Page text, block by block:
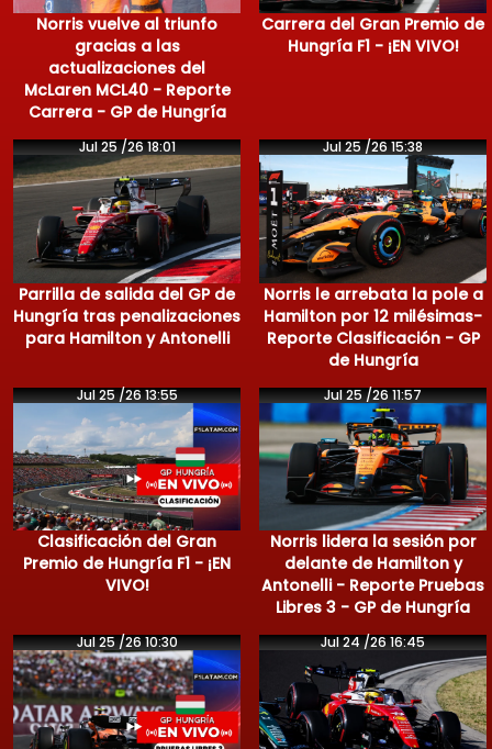
Norris vuelve al triunfo
gracias a las
actualizaciones del
McLaren MCL40 - Reporte
Carrera - GP de Hungría
Carrera del Gran Premio de
Hungría F1 - ¡EN VIVO!
Jul 25 /26 18:01
Parrilla de salida del GP de
Hungría tras penalizaciones
para Hamilton y Antonelli
Jul 25 /26 15:38
Norris le arrebata la pole a
Hamilton por 12 milésimas-
Reporte Clasificación - GP
de Hungría
Jul 25 /26 13:55
Clasificación del Gran
Premio de Hungría F1 - ¡EN
VIVO!
Jul 25 /26 11:57
Norris lidera la sesión por
delante de Hamilton y
Antonelli - Reporte Pruebas
Libres 3 - GP de Hungría
Jul 25 /26 10:30 Jul 24 /26 16:45